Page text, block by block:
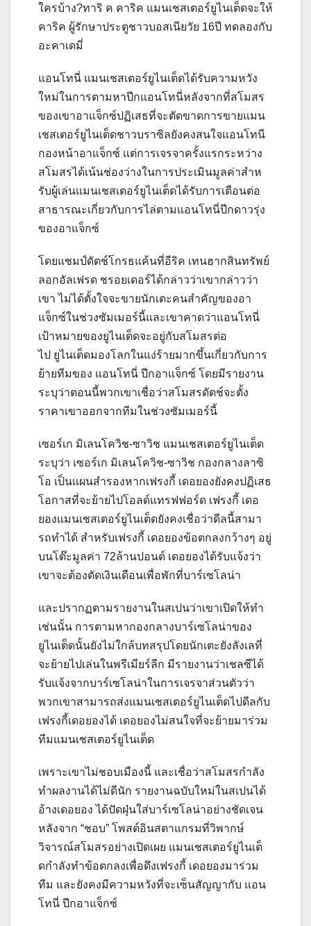
ใครบ้าง?ทาริ ค คาริค แมนเชสเตอร์ยูไนเต็ดจะให้
คาริค ผู้รักษาประตูชาวบอสเนียวัย 16ปี ทดลองกับ
อะคาเดมี่
แอนโทนี่ แมนเชสเตอร์ยูไนเต็ดได้รับความหวัง
ใหม่ในการตามหาปีกแอนโทนี่หลังจากที่สโมสร
ของเขาอาแจ็กซ์ปฏิเสธที่จะตัดขาดการขายแมน
เชสเตอร์ยูไนเต็ดชาวบราซิลยังคงสนใจแอนโทนี
กองหน้าอาแจ็กซ์ แต่การเจรจาครั้งแรกระหว่าง
สโมสรได้เน้นช่องว่างในการประเมินมูลค่าสําห
รับผู้เล่นแมนเชสเตอร์ยูไนเต็ดได้รับการเตือนต่อ
สาธารณะเกี่ยวกับการไล่ตามแอนโทนี่ปีกดาวรุ่ง
ของอาแจ็กซ์
โดยแชมป์ดัตช์โกรธแค้นที่อีริค เทนฮากสินทรัพย์
ลอกอัลเฟรด ชรอยเดอร์ได้กล่าวว่าเขากล่าวว่า
เขา ไม่ได้ตั้งใจจะขายนักเตะคนสําคัญของอา
แจ็กซ์ในช่วงซัมเมอร์นี้และเขาคาดว่าแอนโทนี่
เป้าหมายของยูไนเต็ดจะอยู่กับสโมสรต่อ
ไป ยูไนเต็ดมองโลกในแง่ร้ายมากขึ้นเกี่ยวกับการ
ย้ายทีมของ แอนโทนี่ ปีกอาแจ็กซ์ โดยมีรายงาน
ระบุว่าตอนนี้พวกเขาเชื่อว่าสโมสรดัตช์จะตั้ง
ราคาเขาออกจากทีมในช่วงซัมเมอร์นี้
เซอร์เก มิเลนโควิช-ซาวิช แมนเชสเตอร์ยูไนเต็ด
ระบุว่า เซอร์เก มิเลนโควิช-ซาวิช กองกลางลาซิ
โอ เป็นแผนสํารองหากเฟรงกี้ เดอยองยังคงปฏิเสธ
โอกาสที่จะย้ายไปโอลด์แทรฟฟอร์ด เฟรงกี้ เดอ
ยองแมนเชสเตอร์ยูไนเต็ดยังคงเชื่อว่าดีลนี้สามา
รถทําได้ สําหรับเฟรงกี้ เดอยองข้อตกลงกว้างๆ อยู่
บนโต๊ะมูลค่า 72ล้านปอนด์ เดอยองได้รับแจ้งว่า
เขาจะต้องตัดเงินเดือนเพื่อพักที่บาร์เซโลน่า
และปรากฏตามรายงานในสเปนว่าเขาเปิดให้ทํา
เช่นนั้น การตามหากองกลางบาร์เซโลน่าของ
ยูไนเต็ดนั้นยังไม่ใกล้บทสรุปโดยนักเตะยังลังเลที่
จะย้ายไปเล่นในพรีเมียร์ลีก มีรายงานว่าเชลซีได้
รับแจ้งจากบาร์เซโลน่าในการเจรจาส่วนตัวว่า
พวกเขาสามารถส่งแมนเชสเตอร์ยูไนเต็ดไปดีลกับ
เฟรงกี้เดอยองได้ เดอยองไม่สนใจที่จะย้ายมาร่วม
ทีมแมนเชสเตอร์ยูไนเต็ด
เพราะเขาไม่ชอบเมืองนี้ และเชื่อว่าสโมสรกําลัง
ทําผลงานได้ไม่ดีนัก รายงานฉบับใหม่ในสเปนได้
อ้างเดอยอง ได้ปัดฝุ่นใส่บาร์เซโลน่าอย่างชัดเจน
หลังจาก “ชอบ” โพสต์อินสตาแกรมที่วิพากษ์
วิจารณ์สโมสรอย่างเปิดเผย แมนเชสเตอร์ยูไนเต็
ดกําลังทําข้อตกลงเพื่อดึงเฟรงกี้ เดอยองมาร่วม
ทีม และยังคงมีความหวังที่จะเซ็นสัญญากับ แอน
โทนี่ ปีกอาแจ็กซ์